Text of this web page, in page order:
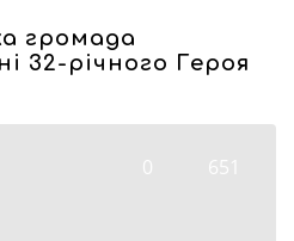
громада
32-річного Героя
0 651